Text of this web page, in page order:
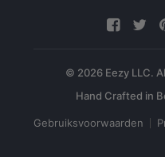
© 2026 Eezy LLC.
Gebruiksvoorwaarden